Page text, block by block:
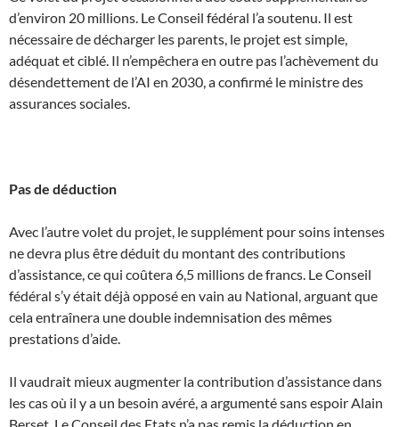
d’environ 20 millions. Le Conseil fédéral l’a soutenu. Il est
nécessaire de décharger les parents, le projet est simple,
adéquat et ciblé. Il n’empêchera en outre pas l’achèvement du
désendettement de l’AI en 2030, a confirmé le ministre des
assurances sociales.
Pas de déduction
Avec l’autre volet du projet, le supplément pour soins intenses
ne devra plus être déduit du montant des contributions
d’assistance, ce qui coûtera 6,5 millions de francs. Le Conseil
fédéral s’y était déjà opposé en vain au National, arguant que
cela entraînera une double indemnisation des mêmes
prestations d’aide.
Il vaudrait mieux augmenter la contribution d’assistance dans
les cas où il y a un besoin avéré, a argumenté sans espoir Alain
Berset. Le Conseil des Etats n’a pas remis la déduction en